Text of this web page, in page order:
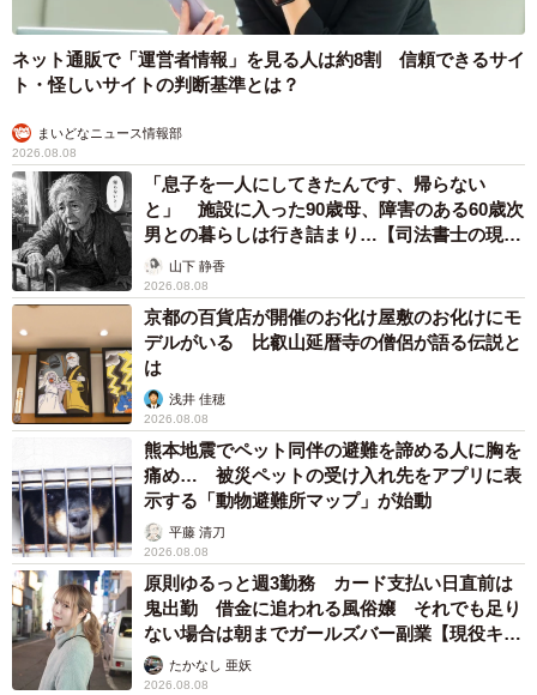
ネット通販で「運営者情報」を見る人は約8割 信頼できるサイ
ト・怪しいサイトの判断基準とは？
まいどなニュース情報部
2026.08.08
「息子を一人にしてきたんです、帰らない
と」 施設に入った90歳母、障害のある60歳次
男との暮らしは行き詰まり…【司法書士の現場
から】山下 静香
2026.08.08
京都の百貨店が開催のお化け屋敷のお化けにモ
デルがいる 比叡山延暦寺の僧侶が語る伝説と
は
浅井 佳穂
2026.08.08
熊本地震でペット同伴の避難を諦める人に胸を
痛め… 被災ペットの受け入れ先をアプリに表
示する「動物避難所マップ」が始動
平藤 清刀
2026.08.08
原則ゆるっと週3勤務 カード支払い日直前は
鬼出勤 借金に追われる風俗嬢 それでも足り
ない場合は朝までガールズバー副業【現役キャ
ストに取材】
たかなし 亜妖
2026.08.08